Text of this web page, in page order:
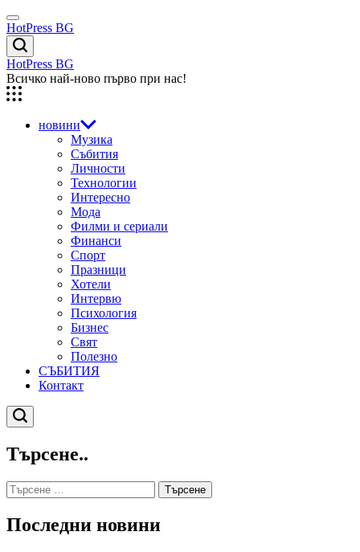
Skip
to
content
Menu
HotPress BG
Търсене
HotPress BG
Всичко най-ново първо при нас!
новини
Музика
Събития
Личности
Технологии
Интересно
Мода
Филми и сериали
Финанси
Спорт
Празници
Хотели
Интервю
Психология
Бизнес
Свят
Полезно
СЪБИТИЯ
Контакт
Търсене
Търсене..
Търсене
за:
Последни новини